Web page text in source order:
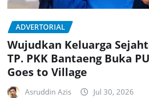
ADVERTORIAL
Wujudkan Keluarga
TP. PKK Bantaeng Buka
Goes to Village
Asruddin Azis Jul 30, 2026